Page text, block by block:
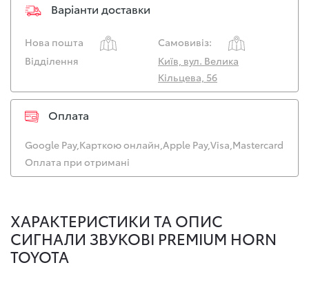
Варіанти доставки
Нова пошта
Самовивіз:
Відділення
Київ, вул. Велика
Кільцева, 56
Оплата
Google Pay,Карткою онлайн,Apple Pay,Visa,Mastercard
Оплата при отримані
ХАРАКТЕРИСТИКИ ТА ОПИС
СИГНАЛИ ЗВУКОВІ PREMIUM HORN
TOYOTA